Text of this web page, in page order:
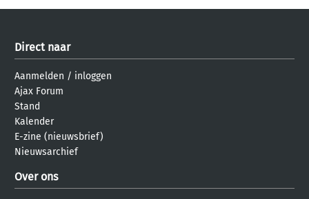
Direct naar
Aanmelden / inloggen
Ajax Forum
Stand
Kalender
E-zine (nieuwsbrief)
Nieuwsarchief
Over ons